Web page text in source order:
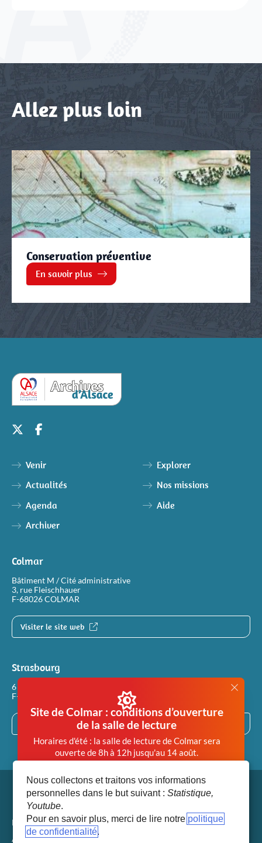
Nous collectons et traitons vos informations
personnelles dans le but suivant : Statistique,
Youtube.
Pour en savoir plus, merci de lire notre politique
de confidentialité
Allez plus loin
Conservation préventive
En savoir plus
Venir
Actualités
Agenda
Archiver
Explorer
Nos missions
Aide
Colmar
Bâtiment M / Cité administrative
3, rue Fleischhauer
F-68026 COLMAR
Visiter le site web
Strasbourg
6 rue Philippe Dollinger
F-67100 STRASBOURG
Visiter le site web
Mentions légales
Accéder aux paramètres des cookies
Site de Colmar : conditions d’ouverture
de la salle de lecture
Horaires d'été : la salle de lecture de Colmar sera
ouverte de 8h à 12h jusqu'au 14 août.
lecture compatibles avec la santé de chacun, la salle
de lecture de Colmar est désormais
systématiquement fermée dès lors que la
température extérieure atteint 28°.